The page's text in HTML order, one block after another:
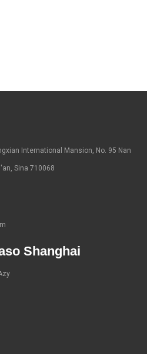
International Mansion, No. 95 Nan
Sina 710068
Shanghai